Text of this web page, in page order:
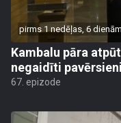
pirms 1 nedēļas, 6 dienām
Kambalu pāra
negaidīti pavērsieni
67. epizode